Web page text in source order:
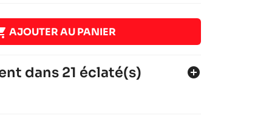
AJOUTER AU PANIER
dans 21 éclaté(s) add_circle